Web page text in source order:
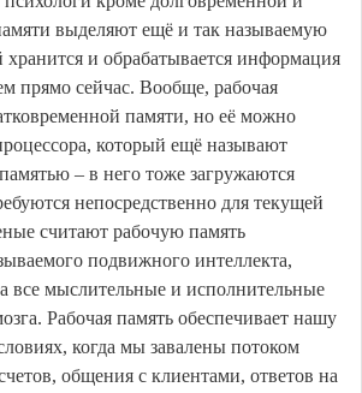
выделяют ещё и так называемую
и обрабатывается информация
прямо сейчас. Вообще, рабочая
памяти, но её можно
который ещё называют
– в него тоже загружаются
непосредственно для текущей
считают рабочую память
подвижного интеллекта,
все мыслительные и исполнительные
Рабочая память обеспечивает нашу
когда мы завалены потоком
общения с клиентами, ответов на